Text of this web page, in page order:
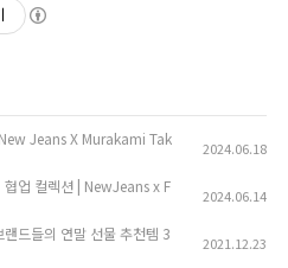
Jeans X Murakami Tak
2024.06.18
협업 컬렉션 | NewJeans x F
2024.06.14
드들의 연말 선물 추천템 3
2021.12.23